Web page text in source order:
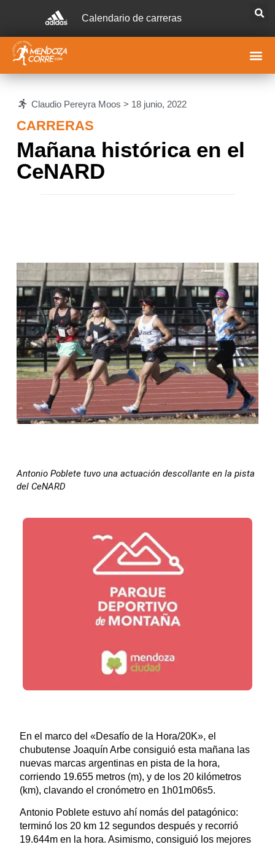
Calendario de carreras
Claudio Pereyra Moos > 18 junio, 2022
CARRERAS
Mañana histórica en el
CeNARD
Antonio Poblete tuvo una actuación descollante en la pista
del CeNARD
En el marco del «Desafío de la Hora/20K», el
chubutense Joaquín Arbe consiguió esta mañana las
nuevas marcas argentinas en pista de la hora,
corriendo 19.655 metros (m), y de los 20 kilómetros
(km), clavando el cronómetro en 1h01m06s5.
Antonio Poblete estuvo ahí nomás del patagónico:
terminó los 20 km 12 segundos después y recorrió
19.644m en la hora. Asimismo, consiguió los mejores